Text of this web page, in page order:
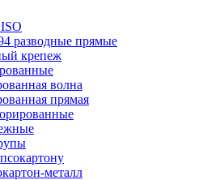
разводные прямые
крепеж
волна
прямая
металл